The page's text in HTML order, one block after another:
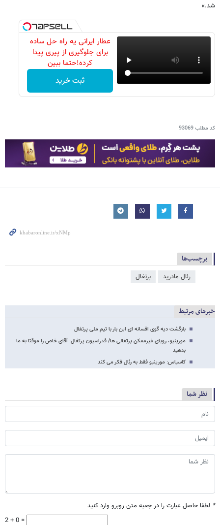
شد.»
عطار ایرانی یه راه حل ساده
برای جلوگیری از پیری پیدا
کرده!حتما ببین
ثبت خرید
کد مطلب93069
برچسب‌ها
رئال مادرید پرتغال
خبرهای مرتبط
بازگشت دیه گوی افسانه ای این بار با تیم ملی پرتغال
مورینیو، رویای غیرممکن پرتغالی ها/ فدراسیون پرتغال: آقای خاص را موقتا به ما
بدهید
کاسیاس: مورینیو فقط به رئال فکر می کند
نظر شما
* لطفا حاصل عبارت را در جعبه متن روبرو وارد کنید
2 + 0 =